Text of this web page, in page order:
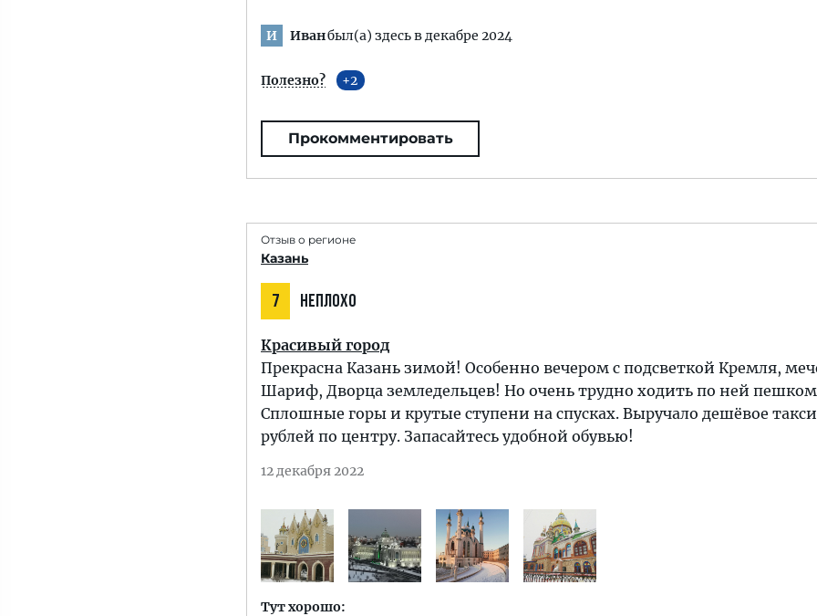
И Иванбыл(а) здесь в декабре 2024
Полезно? 2
Прокомментировать
Отзыв о регионе
Казань
7 НЕПЛОХО
Красивый город
Прекрасна Казань зимой! Особенно вечером с подсветкой Кремля,
Шариф, Дворца земледельцев! Но очень трудно ходить по ней
Сплошные горы и крутые ступени на спусках. Выручало дешёвое
рублей по центру. Запасайтесь удобной обувью!
12 декабря 2022
Тут хорошо: